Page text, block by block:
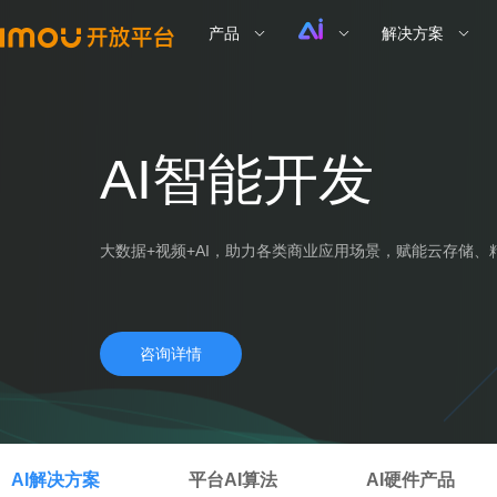
产品 解决方案
AI智能开发
大数据+视频+AI，助力各类商业应用场景，赋能云存储
咨询详情
AI解决方案 平台AI算法 AI硬件产品